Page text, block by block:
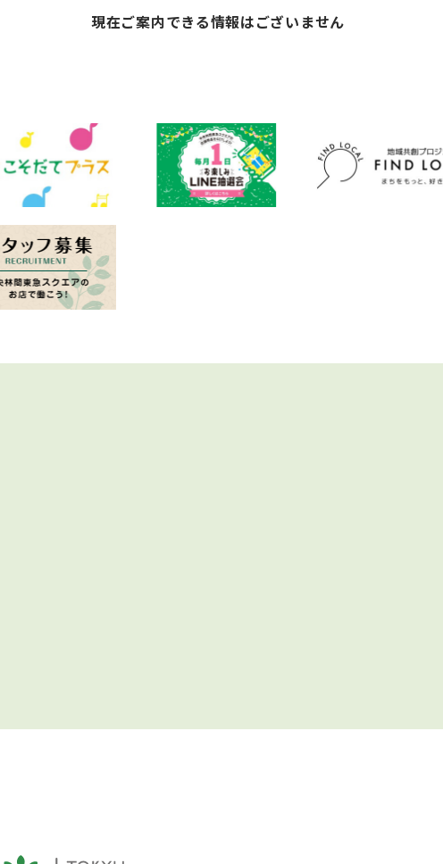
現在ご案内できる情報はございません